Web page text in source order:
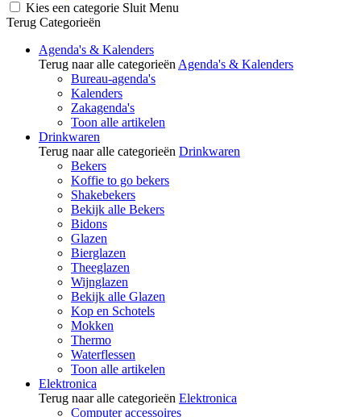
Kies een categorie Sluit Menu
Terug Categorieën
Agenda's & Kalenders
Terug naar alle categorieën Agenda's & Kalenders
Bureau-agenda's
Kalenders
Zakagenda's
Toon alle artikelen
Drinkwaren
Terug naar alle categorieën Drinkwaren
Bekers
Koffie to go bekers
Shakebekers
Bekijk alle Bekers
Bidons
Glazen
Bierglazen
Theeglazen
Wijnglazen
Bekijk alle Glazen
Kop en Schotels
Mokken
Thermo
Waterflessen
Toon alle artikelen
Elektronica
Terug naar alle categorieën Elektronica
Computer accessoires